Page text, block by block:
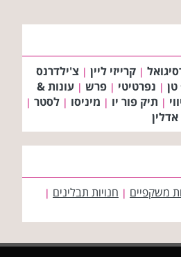
| קרייזי ליין | צ'ילדרנס
טן | נפרטיטי | פרש | עונות &
| תיק פור יו | מיניסו | לסטר |
אדלין
משקפיים | חנויות תבלינים |